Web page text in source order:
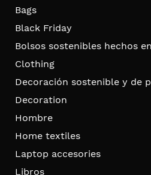
Bags
Black Friday
Bolsos sostenibles hechos
Clothing
Decoración sostenible y de
Decoration
Hombre
Home textiles
Laptop accesories
Libros